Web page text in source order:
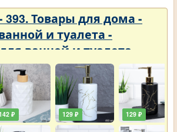
393. Товары для дома -
и туалета -
ванной и туалета
₽ 129 ₽ 129 ₽